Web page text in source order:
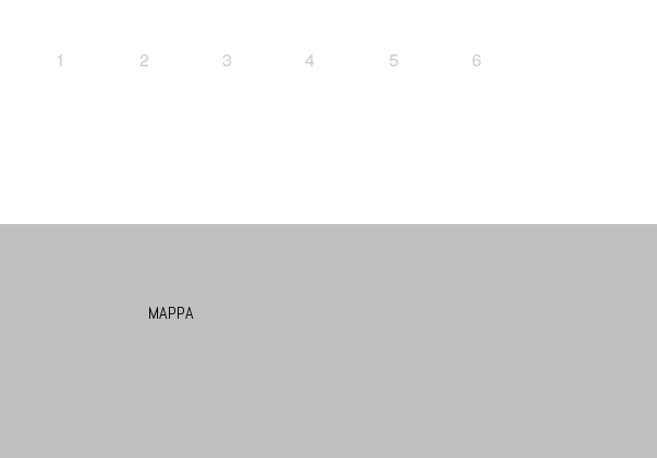
1 2 3 4 5 6
MAPPA